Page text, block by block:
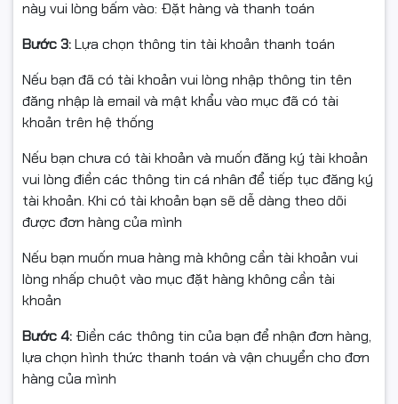
này vui lòng bấm vào: Đặt hàng và thanh toán
Bước 3:Lựa chọn thông tin tài khoản thanh toán
Nếu bạn đã có tài khoản vui lòng nhập thông tin tên
đăng nhập là email và mật khẩu vào mục đã có tài
khoản trên hệ thống
Nếu bạn chưa có tài khoản và muốn đăng ký tài khoản
vui lòng điền các thông tin cá nhân để tiếp tục đăng ký
tài khoản. Khi có tài khoản bạn sẽ dễ dàng theo dõi
được đơn hàng của mình
Nếu bạn muốn mua hàng mà không cần tài khoản vui
lòng nhấp chuột vào mục đặt hàng không cần tài
khoản
Bước 4: Điền các thông tin của bạn để nhận đơn hàng,
lựa chọn hình thức thanh toán và vận chuyển cho đơn
hàng của mình